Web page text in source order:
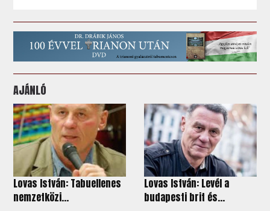
AJÁNLÓ
Lovas István: Tabuellenes
nemzetközi...
Lovas István: Levél a
budapesti brit és...